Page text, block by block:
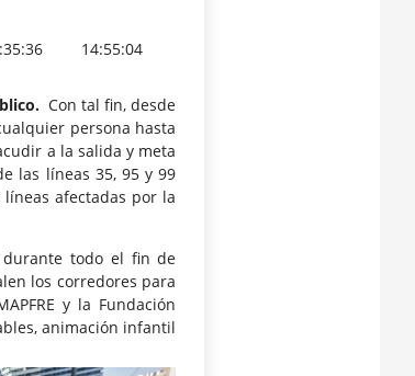
14:55:04
Con tal fin, desde
persona hasta
a la salida y meta
las líneas 35, 95 y 99
afectadas por la
durante todo el fin de
los corredores para
y la Fundación
animación infantil